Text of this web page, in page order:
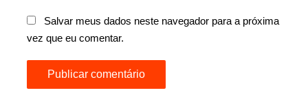
Salvar meus dados neste navegador para a próxima
vez que eu comentar.